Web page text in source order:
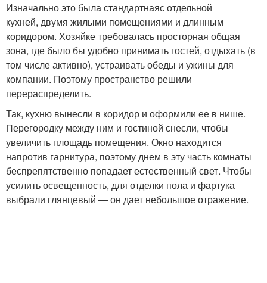
Изначально это была стандартнаяс отдельной
кухней, двумя жилыми помещениями и длинным
коридором. Хозяйке требовалась просторная общая
зона, где было бы удобно принимать гостей, отдыхать (в
том числе активно), устраивать обеды и ужины для
компании. Поэтому пространство решили
перераспределить.
Так, кухню вынесли в коридор и оформили ее в нише.
Перегородку между ним и гостиной снесли, чтобы
увеличить площадь помещения. Окно находится
напротив гарнитура, поэтому днем в эту часть комнаты
беспрепятственно попадает естественный свет. Чтобы
усилить освещенность, для отделки пола и фартука
выбрали глянцевый — он дает небольшое отражение.